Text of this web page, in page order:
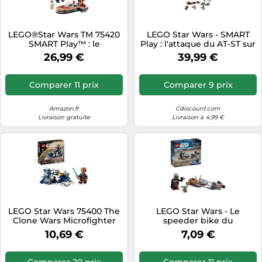
LEGO®Star Wars TM 75420
SMART Play™ : le
Landspeeder™ de Luke
26,99 €
Comparer 11 prix
Amazon.fr
Livraison gratuite
LEGO Star Wars - SMART
Play : l'attaque du AT-ST sur
Endor - 75424
39,99 €
Comparer 9 prix
Cdiscount.com
Livraison à 4,99 €
LEGO Star Wars 75400 The
Clone Wars Microfighter
Chasseur Jedi de Plo Koon -
Jouet avec 2 Fusils à Tenons
Laser - Cadeau pour Garçon
10,69 €
LEGO Star Wars - Le
speeder bike du
Mandalorien et Grogu -
75436
7,09 €